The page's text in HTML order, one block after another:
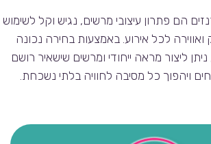
הם פתרון עיצובי מרשים, נגיש וקל לשימוש
ואווירה לכל אירוע. באמצעות בחירה נכונה
ליצור מראה ייחודי ומרשים שישאיר רושם
ויהפוך כל מסיבה לחוויה בלתי נשכחת.